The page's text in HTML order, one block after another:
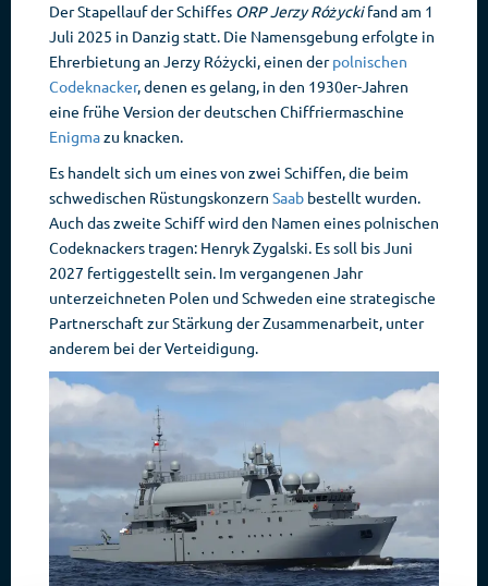
Der Stapellauf der Schiffes ORP Jerzy Różyckifand am 1
Juli 2025 in Danzig statt. Die Namensgebung erfolgte in
Ehrerbietung an Jerzy Różycki, einen derpolnischen
Codeknacker, denen es gelang, in den 1930er-Jahren
eine frühe Version der deutschen Chiffriermaschine
Enigmazu knacken.
Es handelt sich um eines von zwei Schiffen, die beim
schwedischen Rüstungskonzern Saab bestellt wurden.
Auch das zweite Schiff wird den Namen eines polnischen
Codeknackers tragen: Henryk Zygalski. Es soll bis Juni
2027 fertiggestellt sein. Im vergangenen Jahr
unterzeichneten Polen und Schweden eine strategische
Partnerschaft zur Stärkung der Zusammenarbeit, unter
anderem bei der Verteidigung.